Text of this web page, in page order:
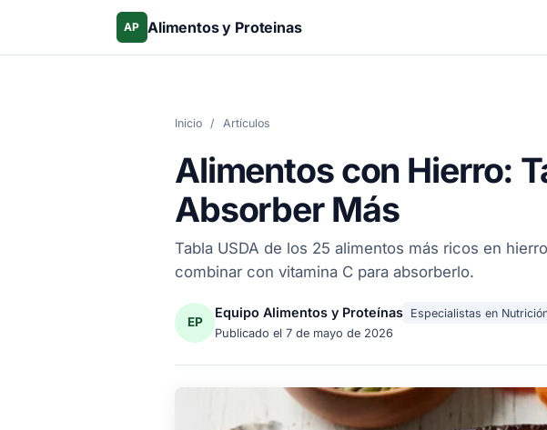
AP Alimentos y Proteinas
Inicio / Artículos
Alimentos con Hierro:
Absorber Más
Tabla USDA de los 25 alimentos más ricos en
combinar con vitamina C para absorberlo.
EP
Equipo Alimentos y Proteínas Especialistas en
Publicado el 7 de mayo de 2026